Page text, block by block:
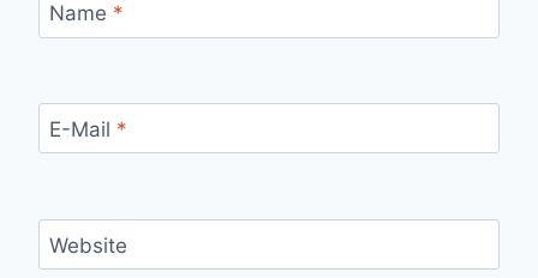
Name *
E-Mail *
Website